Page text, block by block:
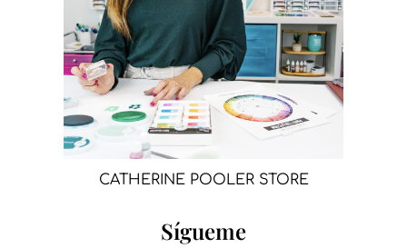
CATHERINE POOLER STORE
Sígueme